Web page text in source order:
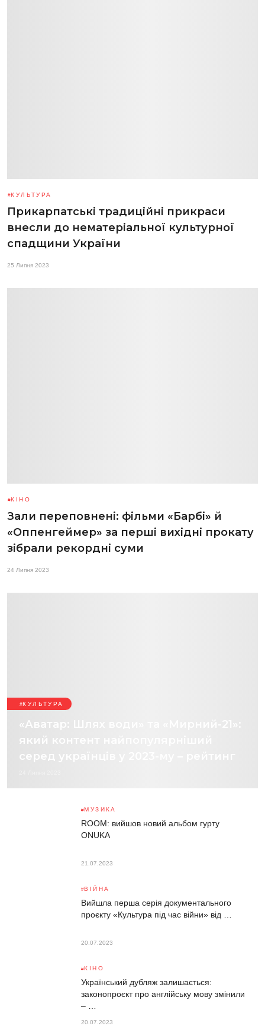
КУЛЬТУРА
Прикарпатські традиційні прикраси
внесли до нематеріальної культурної
спадщини України
25 Липня 2023
КІНО
Зали переповнені: фільми «Барбі» й
«Оппенгеймер» за перші вихідні прокату
зібрали рекордні суми
24 Липня 2023
КУЛЬТУРА
«Аватар: Шлях води» та «Мирний-21»:
який контент найпопулярніший
серед українців у 2023-му – рейтинг
МУЗИКА
ROOM: вийшов новий альбом гурту
ONUKA
21.07.2023
ВІЙНА
Вийшла перша серія документального
проєкту «Культура під час війни» від …
20.07.2023
КІНО
Український дубляж залишається:
законопроєкт про англійську мову змінили
– …
20.07.2023